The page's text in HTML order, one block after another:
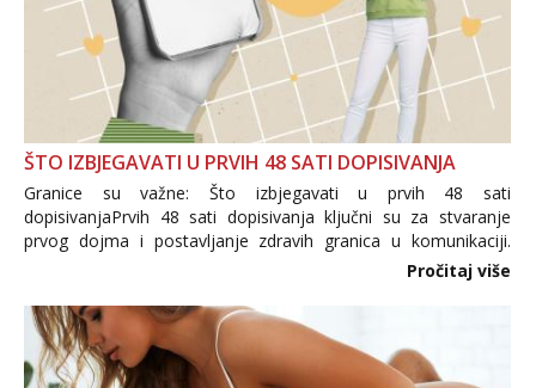
ŠTO IZBJEGAVATI U PRVIH 48 SATI DOPISIVANJA
Granice su važne: Što izbjegavati u prvih 48 sati
dopisivanjaPrvih 48 sati dopisivanja ključni su za stvaranje
prvog dojma i postavljanje zdravih granica u komunikaciji.
Važno je izbjeći prebrzo otkrivanje osobnih ili intimnih
informacija, jer nepoznata osoba još nije zaslužila to
povjerenje. Takođe...
Pročitaj više